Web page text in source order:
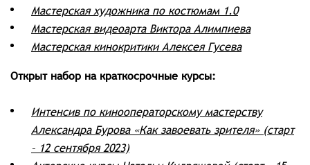
Мастерская художника по костюмам 1.0
Мастерская видеоарта Виктора Алимпиева
Мастерская кинокритики Алексея Гусева
Открыт набор на краткосрочные курсы:
Интенсив по кинооператорскому мастерству
Александра Бурова «Как завоевать зрителя» (старт
– 12 сентября 2023)